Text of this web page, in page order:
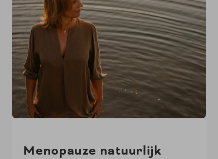
Menopauze natuurlijk